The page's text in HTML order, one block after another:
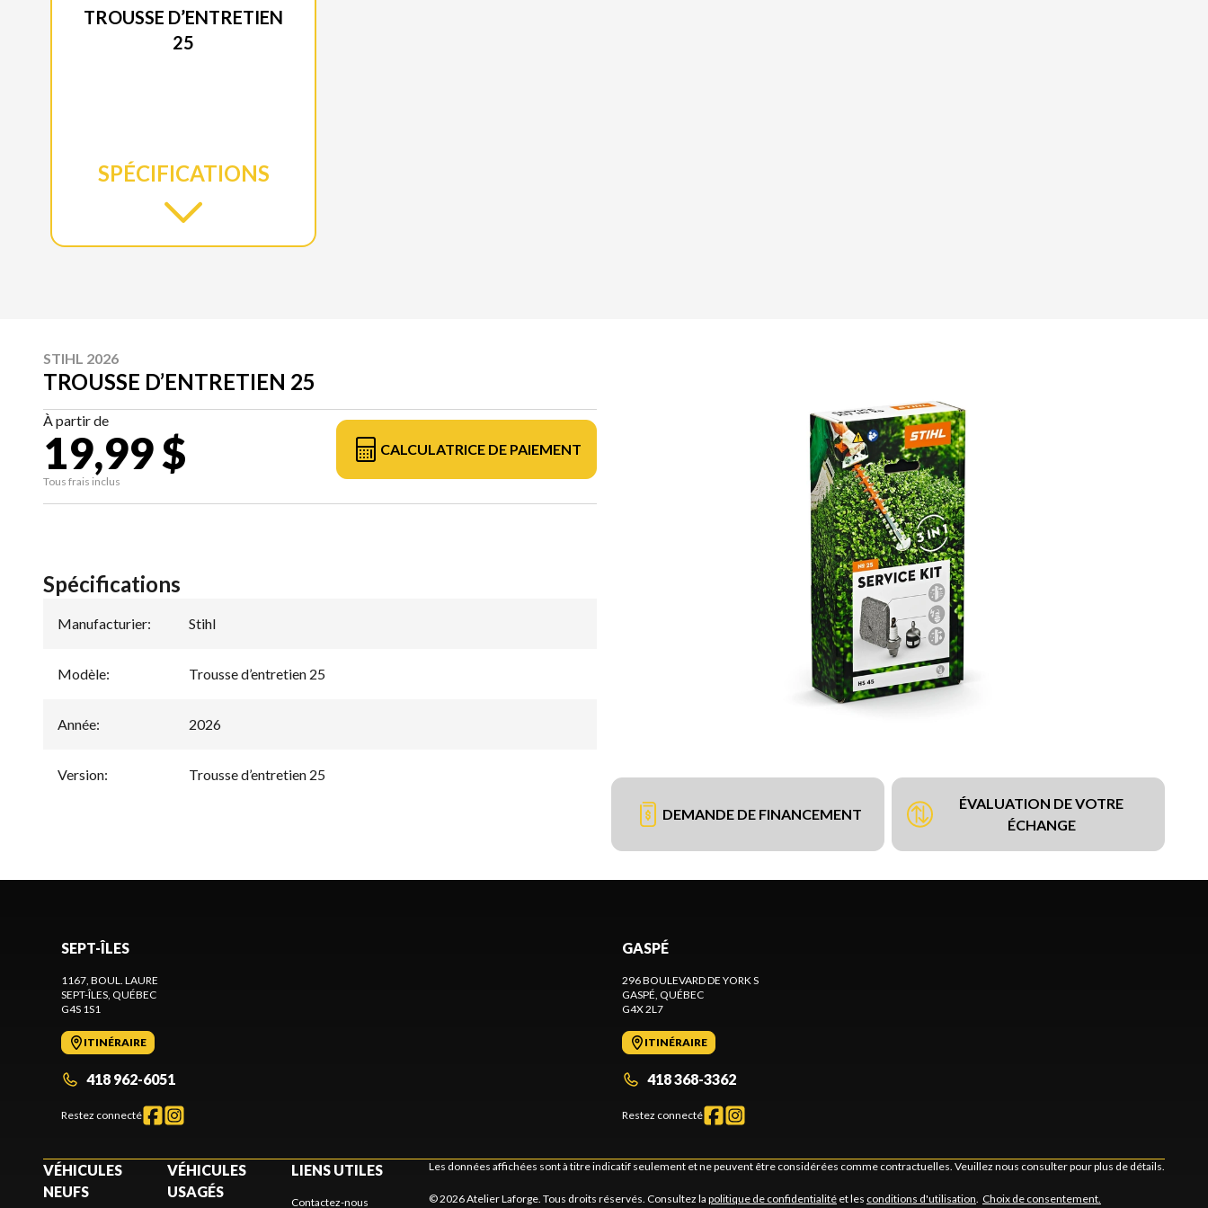
TROUSSE D’ENTRETIEN
25
SPÉCIFICATIONS
STIHL 2026
TROUSSE D’ENTRETIEN 25
À partir de
19,99 $
Tous frais inclus
CALCULATRICE DE PAIEMENT
DEMANDE DE FINANCEMENT
ÉVALUATION DE VOTRE
ÉCHANGE
Spécifications
Manufacturier: Stihl
Modèle: Trousse d’entretien 25
Année: 2026
Version: Trousse d’entretien 25
SEPT-ÎLES
1167, BOUL. LAURE
SEPT-ÎLES, QUÉBEC
G4S 1S1
ITINÉRAIRE
418 962-6051
Restez connecté
GASPÉ
296 BOULEVARD DE YORK S
GASPÉ, QUÉBEC
G4X 2L7
ITINÉRAIRE
418 368-3362
Restez connecté
VÉHICULES
NEUFS
VÉHICULES
USAGÉS
LIENS UTILES
Contactez-nous
Les données affichées sont à titre indicatif seulement et ne peuvent être considérées comme contractuelles. Veuillez nous consulter pour plus de détails.
© 2026 Atelier Laforge. Tous droits réservés. Consultez la politique de confidentialité et les conditions d'utilisation. Choix de consentement.